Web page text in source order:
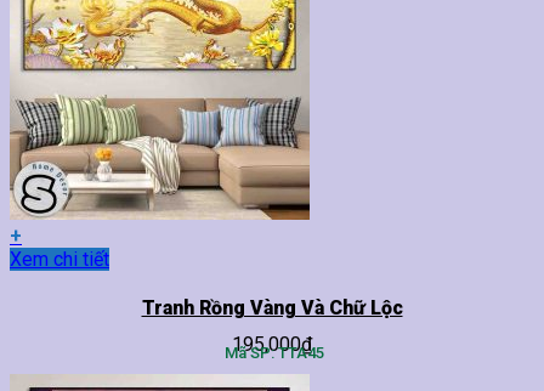
+
Sản
biến
Xem chi tiết
Tranh Rồng Vàng Và Chữ Lộc
195,000₫
Mã SP: TTA45